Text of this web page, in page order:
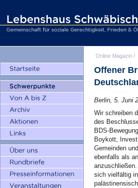
Online Magazin /
Offener
Berlin, 5. Juni
Wir schreiben
des
BDS-
Boykott,
Gemeinden
ebenfalls als
sich vielfältig